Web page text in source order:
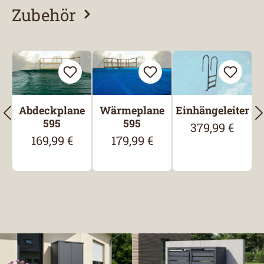
Zubehör
Abdeckplane
595
Regulärer Preis:
169,99 €
Wärmeplane
595
Regulärer Preis:
179,99 €
Einhängeleiter
Regulärer
379,99 €